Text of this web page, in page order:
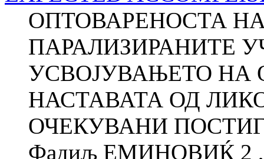
ОПТОВАРЕНОСТА
ПАРАЛИЗИРАНИТЕ
УСВОЈУВАЊЕТО НА
НАСТАВАТА ОД
ОЧЕКУВАНИ
Фадиљ ЕМИНОВИЌ 2